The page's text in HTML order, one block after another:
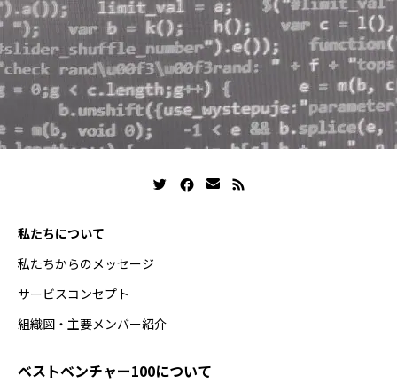
私たちについて
私たちからのメッセージ
サービスコンセプト
組織図・主要メンバー紹介
ベストベンチャー100について